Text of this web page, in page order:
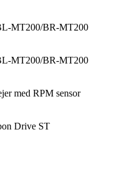
MT200/BR-MT200
MT200/BR-MT200
med RPM sensor
Drive ST